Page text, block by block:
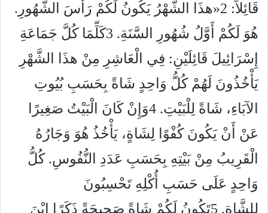
قَائِلاً: 2«هذَا الشَّهْرُ يَكُونُ لَكُمْ رَأْسَ الشُّهُورِ.
هُوَ لَكُمْ أَوَّلُ شُهُورِ السَّنَةِ. 3كَلِّمَا كُلَّ جَمَاعَةِ
إِسْرَائِيلَ قَائِلَيْنِ: فِي الْعَاشِرِ مِنْ هذَا الشَّهْرِ
يَأْخُذُونَ لَهُمْ كُلُّ وَاحِدٍ شَاةً بِحَسَبِ بُيُوتِ
الآبَاءِ، شَاةً لِلْبَيْتِ. 4وَإِنْ كَانَ الْبَيْتُ صَغِيرًا
عَنْ أَنْ يَكُونَ كُفْوًا لِشَاةٍ، يَأْخُذُ هُوَ وَجَارُهُ
الْقَرِيبُ مِنْ بَيْتِهِ بِحَسَبِ عَدَدِ النُّفُوسِ. كُلُّ
وَاحِدٍ عَلَى حَسَبِ أُكْلِهِ تَحْسِبُونَ
لِلشَّاةِ. 5تَكُونُ لَكُمْ شَاةً صَحِيحَةً ذَكَرًا ابْنَ